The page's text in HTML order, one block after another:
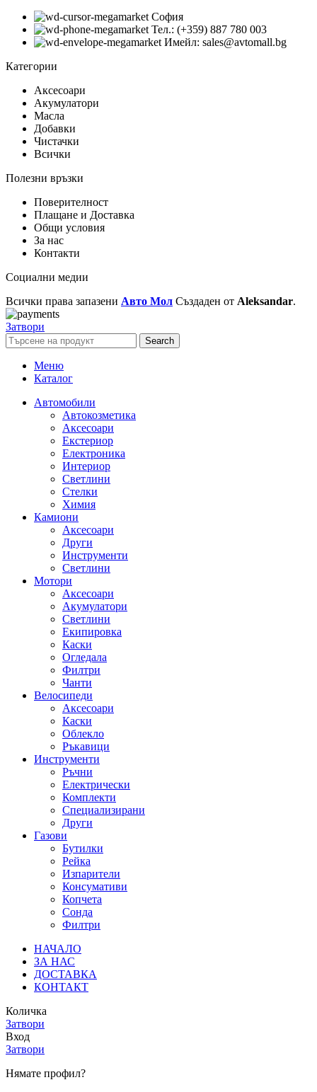
София
Тел.: (+359) 887 780 003
Имейл: sales@avtomall.bg
Категории
Аксесоари
Акумулатори
Масла
Добавки
Чистачки
Всички
Полезни връзки
Поверителност
Плащане и Доставка
Общи условия
За нас
Контакти
Социални медии
Всички права запазени Авто Мол Създаден от Aleksandar.
Затвори
Search
Меню
Каталог
Автомобили
Автокозметика
Аксесоари
Екстериор
Електроника
Интериор
Светлини
Стелки
Химия
Камиони
Аксесоари
Други
Инструменти
Светлини
Мотори
Аксесоари
Акумулатори
Светлини
Екипировка
Каски
Огледала
Филтри
Чанти
Велосипеди
Аксесоари
Каски
Облекло
Ръкавици
Инструменти
Ръчни
Електрически
Комплекти
Специализирани
Други
Газови
Бутилки
Рейка
Изпарители
Консумативи
Копчета
Сонда
Филтри
НАЧАЛО
ЗА НАС
ДОСТАВКА
КОНТАКТ
Количка
Затвори
Вход
Затвори
Нямате профил?